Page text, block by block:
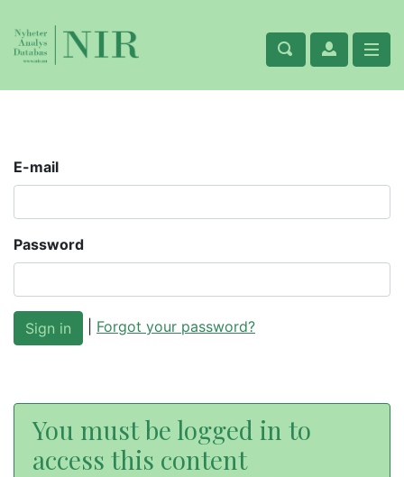
E-mail
Password
Forgot your password?
You must be logged in to
access this content